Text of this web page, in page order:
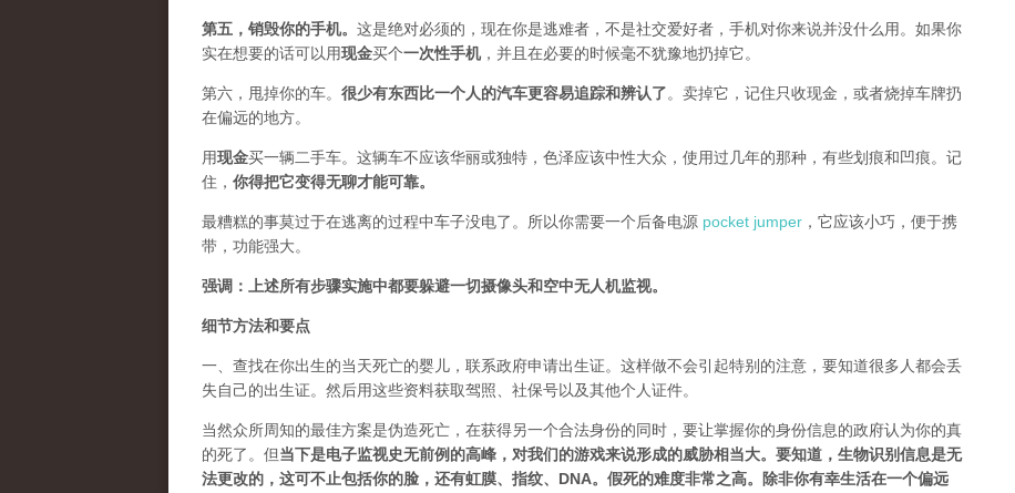
第五， 销毁你的手机。 这是绝对必须的，现在你是逃难者，不是社交爱好者，手机对你来说并没什么用。如果你
实在想要的话可以用现金买个一次性手机，并且在必要的时候毫不犹豫地扔掉它。
第六，甩掉你的车。 很少有东西比一个人的汽车更容易追踪和辨认了。卖掉它，记住只收现金，或者烧掉车牌扔
在偏远的地方。
用现金买一辆二手车。这辆车不应该华丽或独特，色泽应该中性大众，使用过几年的那种，有些划痕和凹痕。记
住， 你得把它变得无聊才能可靠。
最糟糕的事莫过于在逃离的过程中车子没电了。所以你需要一个后备电源 pocket jumper ，它应该小巧，便于携
带，功能强大。
强调：上述所有步骤实施中都要躲避一切摄像头和空中无人机监视。
细节方法和要点
一、查找在你出生的当天死亡的婴儿，联系政府申请出生证。这样做不会引起特别的注意，要知道很多人都会丢
失自己的出生证。然后用这些资料获取驾照、社保号以及其他个人证件。
当然众所周知的最佳方案是伪造死亡，在获得另一个合法身份的同时，要让掌握你的身份信息的政府认为你的真
的死了。但当下是电子监视史无前例的高峰，对我们的游戏来说形成的威胁相当大。要知道，生物识别信息是无
法更改的，这可不止包括你的脸，还有虹膜、指纹、DNA。假死的难度非常之高。除非你有幸生活在一个偏远